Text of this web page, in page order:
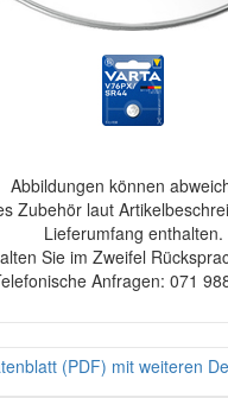
Abbildungen können
Zubehör laut
Lieferumfang enthalten.
Sie im Zweifel
Anfragen: 071
(PDF) mit weiteren